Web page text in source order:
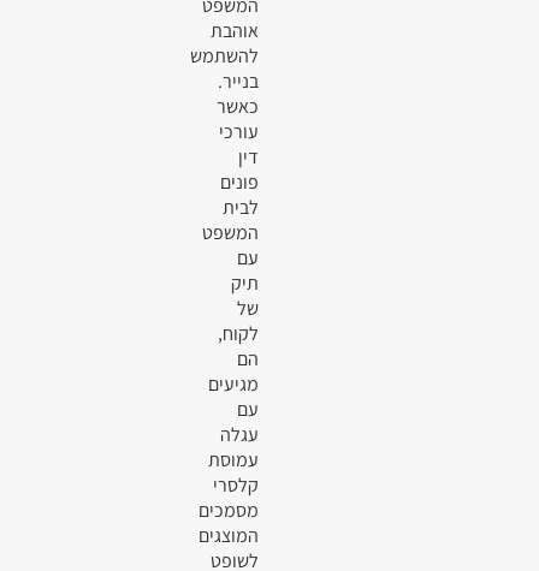
אוהבת
להשתמש
בנייר.
כאשר
עורכי
דין
פונים
לבית
המשפט
עם
תיק
של
לקוח,
הם
מגיעים
עם
עגלה
עמוסת
קלסרי
מסמכים
המוצגים
לשופט